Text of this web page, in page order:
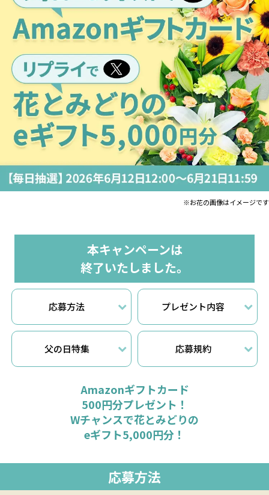
※お花の画像はイメージです
本キャンペーンは
終了いたしました。
応募方法 プレゼント内容
父の日特集 応募規約
Amazonギフトカード
500円分プレゼント！
Wチャンスで花とみどりの
eギフト5,000円分！
応募方法